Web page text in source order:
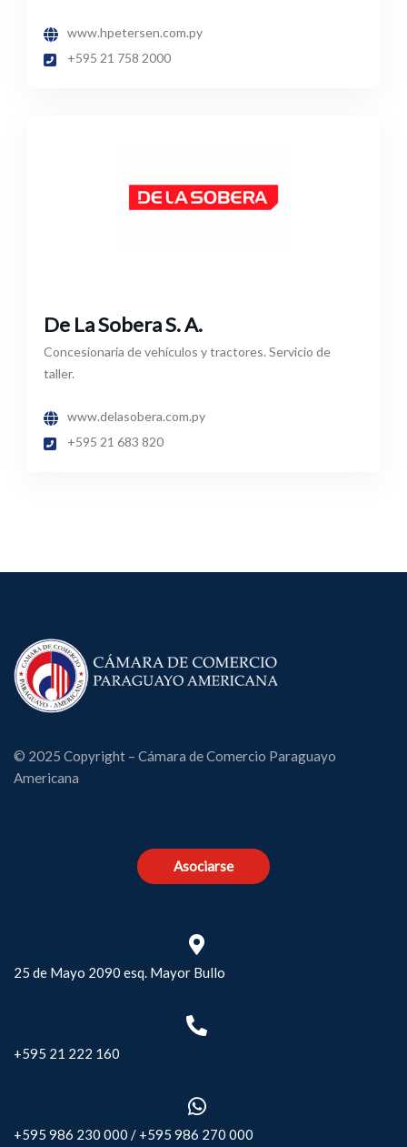
www.hpetersen.com.py
+595 21 758 2000
De La Sobera S. A.
Concesionaria de vehículos y tractores. Servicio de
taller.
www.delasobera.com.py
+595 21 683 820
© 2025 Copyright – Cámara de Comercio Paraguayo
Americana
Asociarse
25 de Mayo 2090 esq. Mayor Bullo
+595 21 222 160
+595 986 230 000 / +595 986 270 000